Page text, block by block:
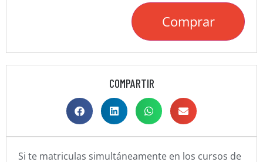
Comprar
COMPARTIR
Si te matriculas simultáneamente en los cursos de